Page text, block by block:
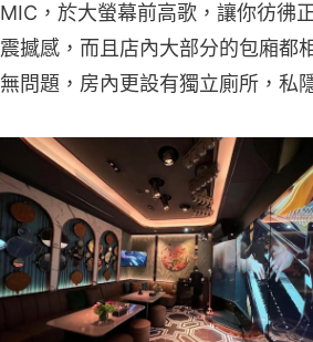
MIC，於大螢幕前高歌，讓你彷彿
震撼感，而且店內大部分的包廂都
無問題，房內更設有獨立廁所，私